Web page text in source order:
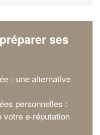
ses
: une alternative
personnelles :
votre e-réputation